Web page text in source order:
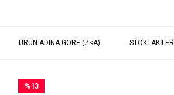
ÜRÜN ADINA GÖRE (Z<A) STOKTAKILER
%13